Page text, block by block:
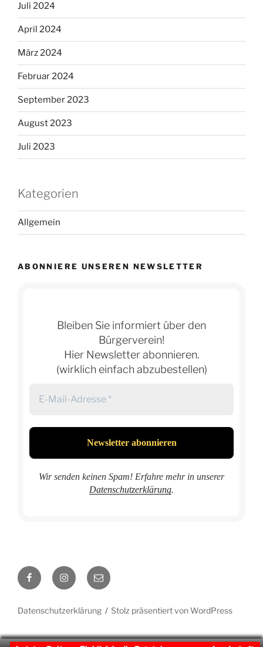
Juli 2024
April 2024
März 2024
Februar 2024
September 2023
August 2023
Juli 2023
Kategorien
Allgemein
ABONNIERE UNSEREN NEWSLETTER
Bleiben Sie informiert über den
Bürgerverein!
Hier Newsletter abonnieren.
(wirklich einfach abzubestellen)
Wir senden keinen Spam! Erfahre mehr in unserer
Datenschutzerklärung.
FacebookInstagram
E-
Mail
Datenschutzerklärung Stolz präsentiert von WordPress